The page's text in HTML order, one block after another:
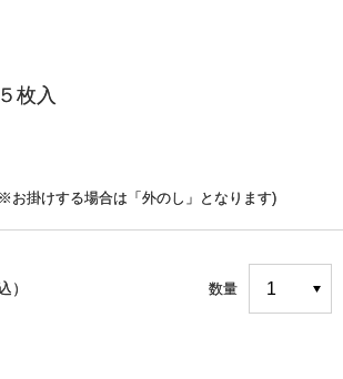
枚入
お掛けする場合は「外のし」となります)
） 数量